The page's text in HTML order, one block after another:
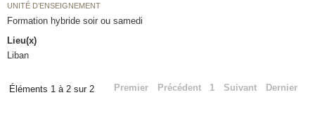
UNITÉ D’ENSEIGNEMENT
Formation hybride soir ou samedi
Lieu(x)
Liban
Éléments 1 à 2 sur 2 Premier Précédent 1 Suivant Dernier